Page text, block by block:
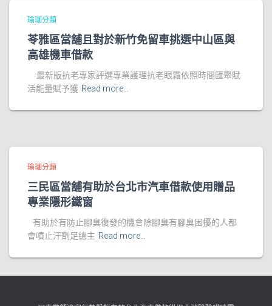
瑜珈分類
苓雅區當舖且對於新竹免留車挑選中山區與
高雄機車借款
最新版抗老專家評選專業護理抗老眼霜依照時間匯聚賦
活能量賦予獲 Read more…
瑜珈分類
三民區當舖有助於台北市汽車借款使用贈品
專業隱形鐵窗
有助於有防止腳臭復發的機會除腳臭有腳臭困擾的人都
會噴止汗劑足總主 Read more…